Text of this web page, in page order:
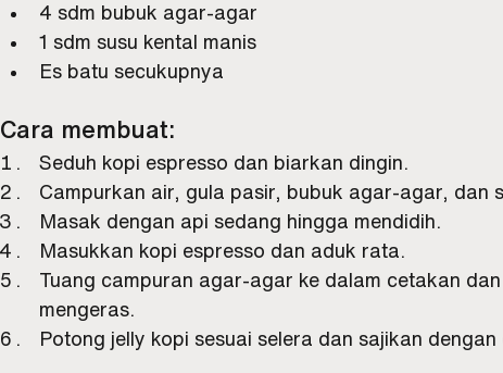
4 sdm bubuk agar-agar
1 sdm susu kental manis
Es batu secukupnya
Cara membuat:
Seduh kopi espresso dan biarkan dingin.
Campurkan air, gula pasir, bubuk agar-agar, dan
Masak dengan api sedang hingga mendidih.
Masukkan kopi espresso dan aduk rata.
Tuang campuran agar-agar ke dalam cetakan
mengeras.
Potong jelly kopi sesuai selera dan sajikan dengan